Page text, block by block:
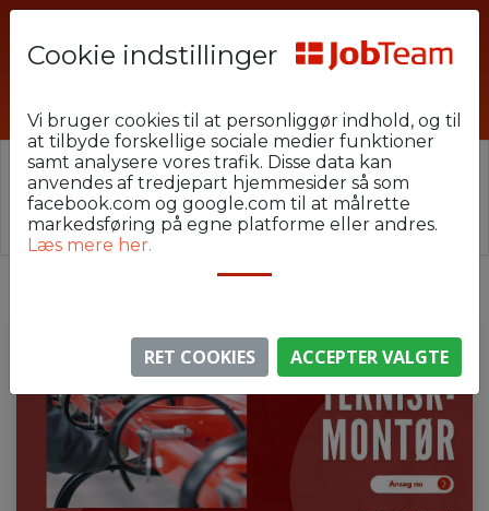
⚠️ Denne jobannonce er udløbet.
Stillingen er ikke længere aktiv, men du kan
lignende annoncer her.
Cookie indstillinger
Vi bruger cookies til at personliggør indhold, og til
at tilbyde forskellige sociale medier funktioner
samt analysere vores trafik. Disse data kan
anvendes af tredjepart hjemmesider så som
facebook.com og google.com til at målrette
markedsføring på egne platforme eller andres.
Læs mere her.
RET COOKIES ACCEPTER VALGTE